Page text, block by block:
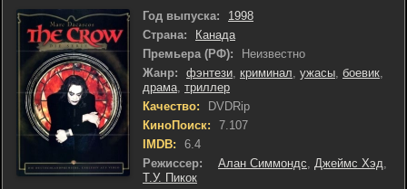
Год выпуска:
1998
Страна:
Канада
Премьера (РФ):
Неизвестно
Жанр:
фэнтези, криминал, ужасы, боевик,
драма, триллер
Качество:
DVDRip
КиноПоиск:
7.107
IMDB:
6.4
Режиссер:
Алан Симмондс, Джеймс Хэд,
Т.У. Пикок